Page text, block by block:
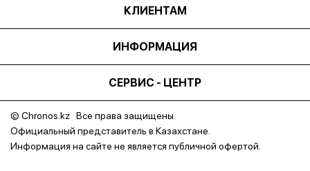
КЛИЕНТАМ
ИНФОРМАЦИЯ
СЕРВИС - ЦЕНТР
© Chronos.kz Все права защищены.
Официальный представитель в Казахстане.
Информация на сайте не является публичной офертой.